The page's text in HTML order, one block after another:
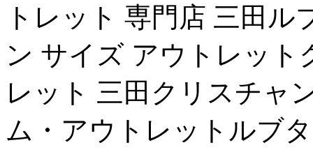
トレット 専門店 三田
ン サイズ アウトレッ
レット 三田クリスチャ
ム・アウトレットルブ